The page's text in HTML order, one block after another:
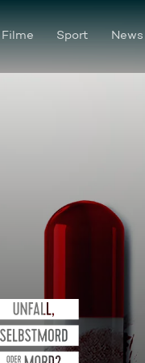
Filme Sport
Tödlicher Crash